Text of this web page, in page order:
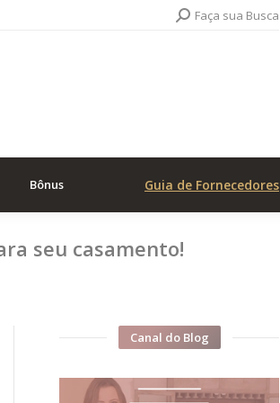
Search:Faça sua Busca
Bônus Guia de Fornecedores
seu casamento!
Canal do Blog